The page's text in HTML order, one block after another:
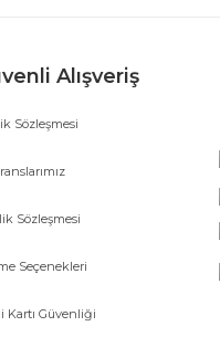
Alışveriş
Sözleşmesi
Sözleşmesi
Seçenekleri
Kartı Güvenliği